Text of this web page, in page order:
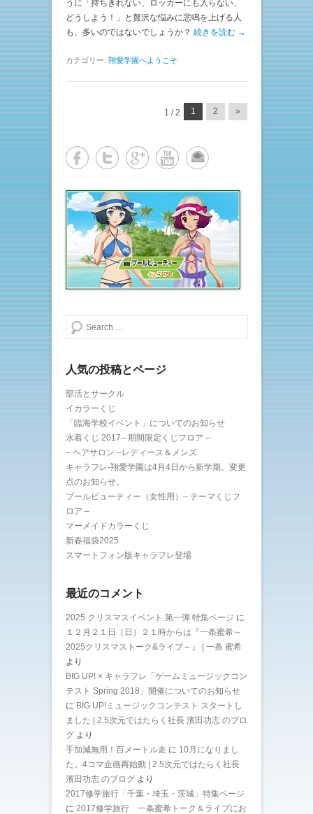
うに「持ちきれない、ロッカーにも入らない、
どうしよう！」と贅沢な悩みに悲鳴を上げる人
も、多いのではないでしょうか？ 続きを読む →
カテゴリー: 翔愛学園へようこそ
1 / 2 1 2 »
検索する
人気の投稿とページ
部活とサークル
イカラーくじ
「臨海学校イベント」についてのお知らせ
水着くじ 2017– 期間限定くじフロア –
– ヘアサロン –レディース＆メンズ
キャラフレ-翔愛学園は4月4日から新学期。変更
点のお知らせ。
プールビューティー（女性用）– テーマくじフ
ロア –
マーメイドカラーくじ
新春福袋2025
スマートフォン版キャラフレ登場
最近のコメント
2025 クリスマスイベント 第一弾 特集ページ に
１２月２１日（日）２１時からは『一条蜜希～
2025クリスマストーク&ライブ～』 | 一条 蜜希
より
BIG UP! × キャラフレ「ゲームミュージックコン
テスト Spring 2018」開催についてのお知らせ
に BIG UP!ミュージックコンテスト スタートし
ました | 2.5次元ではたらく社長 濱田功志 のブロ
グ より
手加減無用！百メートル走 に 10月になりまし
た。4コマ企画再始動 | 2.5次元ではたらく社長
濱田功志 のブログ より
2017修学旅行「千葉・埼玉・茨城」特集ページ
に 2017修学旅行 一条蜜希トーク＆ライブにお